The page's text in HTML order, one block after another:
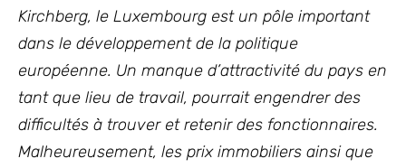
Kirchberg, le Luxembourg est un pôle important
dans le développement de la politique
européenne. Un manque d’attractivité du pays en
tant que lieu de travail, pourrait engendrer des
difficultés à trouver et retenir des fonctionnaires.
Malheureusement, les prix immobiliers ainsi que